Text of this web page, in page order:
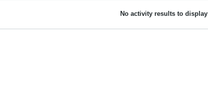
No activity results to display